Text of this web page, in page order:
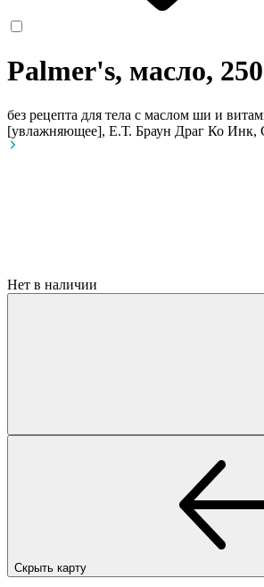
Palmer's, масло,
без рецепта для тела с маслом ши и
[увлажняющее], Е.Т. Браун Драг Ко
Нет в наличии
Скрыть карту